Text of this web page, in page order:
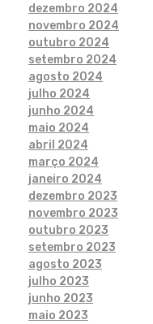
dezembro 2024
novembro 2024
outubro 2024
setembro 2024
agosto 2024
julho 2024
junho 2024
maio 2024
abril 2024
março 2024
janeiro 2024
dezembro 2023
novembro 2023
outubro 2023
setembro 2023
agosto 2023
julho 2023
junho 2023
maio 2023